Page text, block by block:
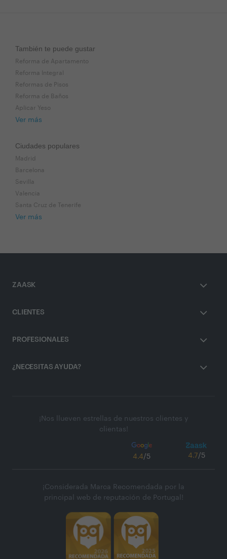
También te puede gustar
Reforma de Apartamento
Reforma Integral
Reformas de Pisos
Reforma de Baños
Aplicar Yeso
Ver más
Ciudades populares
Madrid
Barcelona
Sevilla
Valencia
Santa Cruz de Tenerife
Ver más
ZAASK
CLIENTES
PROFESIONALES
¿NECESITAS AYUDA?
¡Nos llueven estrellas de nuestros clientes y
clientas!
4.4/5 4.7/5
¡Considerada Marca Recomendada por la
principal web de reputación de Portugal!